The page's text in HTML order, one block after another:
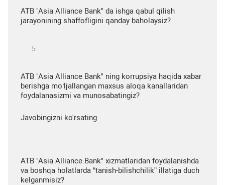
ATB "Asia Alliance Bank" da ishga qabul qilish
jarayonining shaffofligini qanday baholaysiz?
ATB "Asia Alliance Bank" ning korrupsiya haqida xabar
berishga mo‘ljallangan maxsus aloqa kanallaridan
foydalanasizmi va munosabatingiz?
Javobingizni ko'rsating
ATB "Asia Alliance Bank" xizmatlaridan foydalanishda
va boshqa holatlarda “tanish-bilishchilik” illatiga duch
kelganmisiz?